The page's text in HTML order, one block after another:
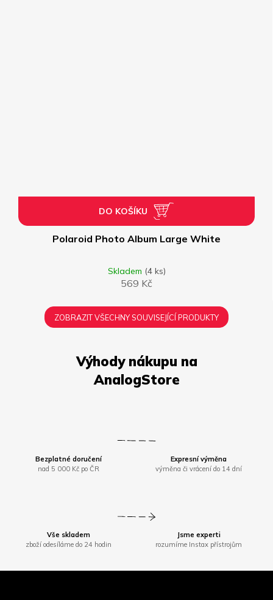
Bezplatné doručení
nad 5 000 Kč po ČR
Expresní výměna
výměna či vrácení do 14 dní
Vše skladem
zboží odesíláme do 24 hodin
Jsme experti
rozumíme Instax přístrojům
Polaroid Photo Album Large White
Skladem (4 ks)
569 Kč
DO KOŠÍKU
ZOBRAZIT VŠECHNY SOUVISEJÍCÍ PRODUKTY